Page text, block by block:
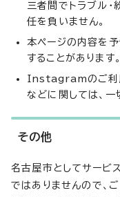
三者間でトラブル
任を負いません。
本ページの内容を
することがあります。
Instagramのご利
などに関しては、一
その他
名古屋市としてサービ
ではありませんので、ご